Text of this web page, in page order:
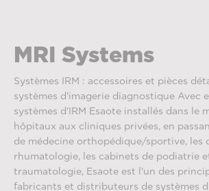
MRI Systems
Systèmes IRM : accessoires et pièces
systèmes d'imagerie diagnostique Avec
systèmes d'IRM Esaote installés dans le
hôpitaux aux cliniques privées, en
de médecine orthopédique/sportive, les
rhumatologie, les cabinets de podiatrie
traumatologie, Esaote est l'un des
fabricants et distributeurs de systèmes